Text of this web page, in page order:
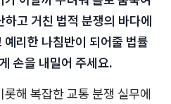
고 거친 법적 분쟁의 바다에
리한 나침반이 되어줄 법률
손을 내밀어 주세요.
해 복잡한 교통 분쟁 실무에